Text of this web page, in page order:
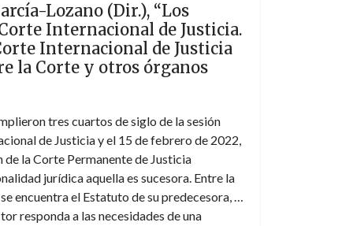
a notable lack of a consensus amongst
Lozano (Dir.), “Los
Internacional de Justicia.
Internacional de Justicia
la Corte y otros órganos
tres cuartos de siglo de la sesión
de Justicia y el 15 de febrero de 2022,
de la Corte Permanente de Justicia
jurídica aquella es sucesora. Entre la
encuentra el Estatuto de su predecesora, lo
responda a las necesidades de una